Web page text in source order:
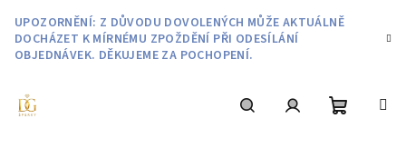
obsah
UPOZORNĚNÍ: Z DŮVODU DOVOLENÝCH MŮŽE AKTUÁLNĚ
DOCHÁZET K MÍRNÉMU ZPOŽDĚNÍ PŘI ODESÍLÁNÍ
OBJEDNÁVEK. DĚKUJEME ZA POCHOPENÍ.